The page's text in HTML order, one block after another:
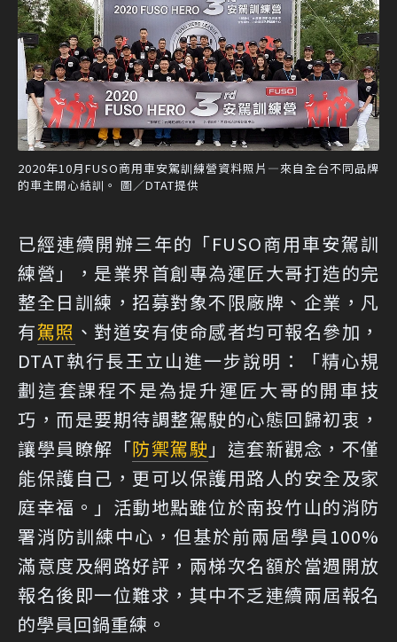
2020年10月FUSO商用車安駕訓練營資料照片—來自全台不同品牌
的車主開心結訓。 圖／DTAT提供
已經連續開辦三年的「FUSO商用車安駕訓
練營」，是業界首創專為運匠大哥打造的完
整全日訓練，招募對象不限廠牌、企業，凡
有駕照 、對道安有使命感者均可報名參加，
DTAT執行長王立山進一步說明：「精心規
劃這套課程不是為提升運匠大哥的開車技
巧，而是要期待調整駕駛的心態回歸初衷，
讓學員瞭解「防禦駕駛 」這套新觀念，不僅
能保護自己，更可以保護用路人的安全及家
庭幸福。」活動地點雖位於南投竹山的消防
署消防訓練中心，但基於前兩屆學員100%
滿意度及網路好評，兩梯次名額於當週開放
報名後即一位難求，其中不乏連續兩屆報名
的學員回鍋重練。